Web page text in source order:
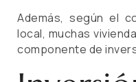
Además, según el
local, muchas
componente de